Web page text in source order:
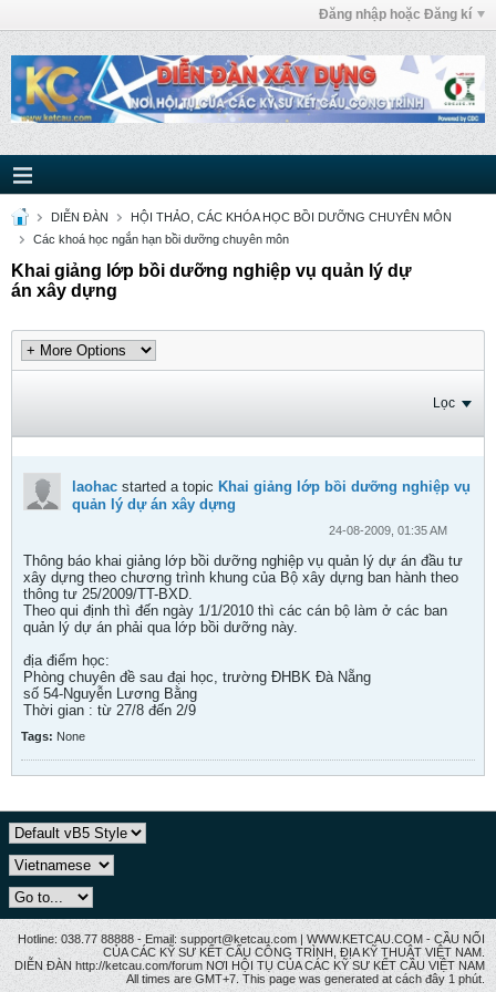
Đăng nhập hoặc Đăng kí
DIỄN ĐÀN
HỘI THẢO, CÁC KHÓA HỌC BỒI DƯỠNG CHUYÊN MÔN
Các khoá học ngắn hạn bồi dưỡng chuyên môn
Khai giảng lớp bồi dưỡng nghiệp vụ quản lý dự
án xây dựng
Lọc
laohac started a topic Khai giảng lớp bồi dưỡng nghiệp vụ
quản lý dự án xây dựng
24-08-2009, 01:35 AM
Thông báo khai giảng lớp bồi dưỡng nghiệp vụ quản lý dự án đầu tư
xây dựng theo chương trình khung của Bộ xây dựng ban hành theo
thông tư 25/2009/TT-BXD.
Theo qui định thì đến ngày 1/1/2010 thì các cán bộ làm ở các ban
quản lý dự án phải qua lớp bồi dưỡng này.
địa điểm học:
Phòng chuyên đề sau đại học, trường ĐHBK Đà Nẵng
số 54-Nguyễn Lương Bằng
Thời gian : từ 27/8 đến 2/9
Tags: None
Hotline: 038.77 88888 - Email: support@ketcau.com | WWW.KETCAU.COM - CẦU NỐI
CỦA CÁC KỸ SƯ KẾT CẤU CÔNG TRÌNH, ĐỊA KỸ THUẬT VIỆT NAM.
DIỄN ĐÀN http://ketcau.com/forum NƠI HỘI TỤ CỦA CÁC KỸ SƯ KẾT CÂU VIỆT NAM
All times are GMT+7. This page was generated at cách đây 1 phút.